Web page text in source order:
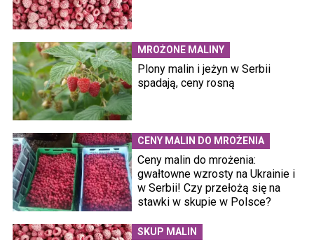
MROŻONE MALINY
Plony malin i jeżyn w Serbii
spadają, ceny rosną
CENY MALIN DO MROŻENIA
Ceny malin do mrożenia:
gwałtowne wzrosty na Ukrainie i
w Serbii! Czy przełożą się na
stawki w skupie w Polsce?
SKUP MALIN